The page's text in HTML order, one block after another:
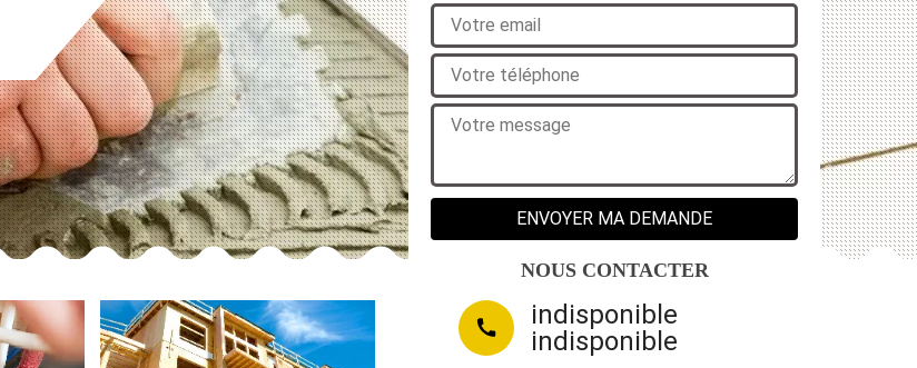
NOUS CONTACTER
indisponible
indisponible